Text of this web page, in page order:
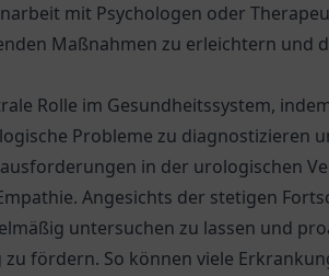
mit Psychologen oder
Maßnahmen zu erleichtern und
Rolle im Gesundheitssystem,
Probleme zu diagnostizieren
in der urologischen
Angesichts der stetigen
untersuchen zu lassen und
fördern. So können viele